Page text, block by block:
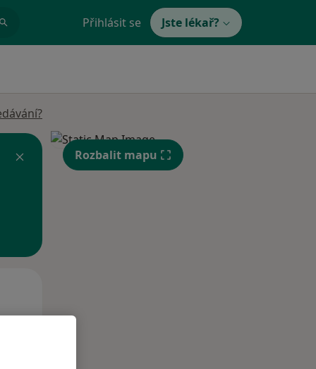
Přihlásit se Jste lékař?
Rozbalit mapu